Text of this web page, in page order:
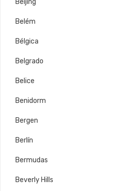
Beijing
Belém
Bélgica
Belgrado
Belice
Benidorm
Bergen
Berlín
Bermudas
Beverly Hills